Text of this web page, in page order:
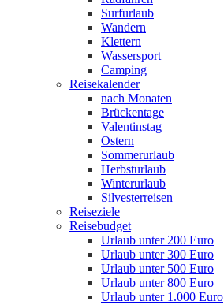
Surfurlaub
Wandern
Klettern
Wassersport
Camping
Reisekalender
nach Monaten
Brückentage
Valentinstag
Ostern
Sommerurlaub
Herbsturlaub
Winterurlaub
Silvesterreisen
Reiseziele
Reisebudget
Urlaub unter 200 Euro
Urlaub unter 300 Euro
Urlaub unter 500 Euro
Urlaub unter 800 Euro
Urlaub unter 1.000 Euro